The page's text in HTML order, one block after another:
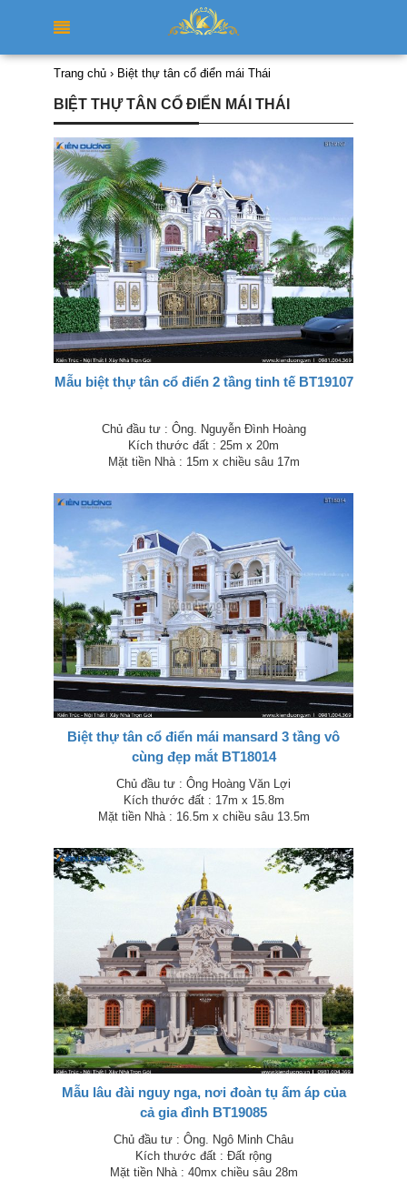
Trang chủ › Biệt thự tân cổ điển mái Thái
BIỆT THỰ TÂN CỔ ĐIỂN MÁI THÁI
Mẫu biệt thự tân cổ điển 2 tầng tinh tế BT19107
Chủ đầu tư : Ông. Nguyễn Đình Hoàng
Kích thước đất : 25m x 20m
Mặt tiền Nhà : 15m x chiều sâu 17m
Biệt thự tân cổ điển mái mansard 3 tầng vô
cùng đẹp mắt BT18014
Chủ đầu tư : Ông Hoàng Văn Lợi
Kích thước đất : 17m x 15.8m
Mặt tiền Nhà : 16.5m x chiều sâu 13.5m
Mẫu lâu đài nguy nga, nơi đoàn tụ ấm áp của
cả gia đình BT19085
Chủ đầu tư : Ông. Ngô Minh Châu
Kích thước đất : Đất rộng
Mặt tiền Nhà : 40mx chiều sâu 28m